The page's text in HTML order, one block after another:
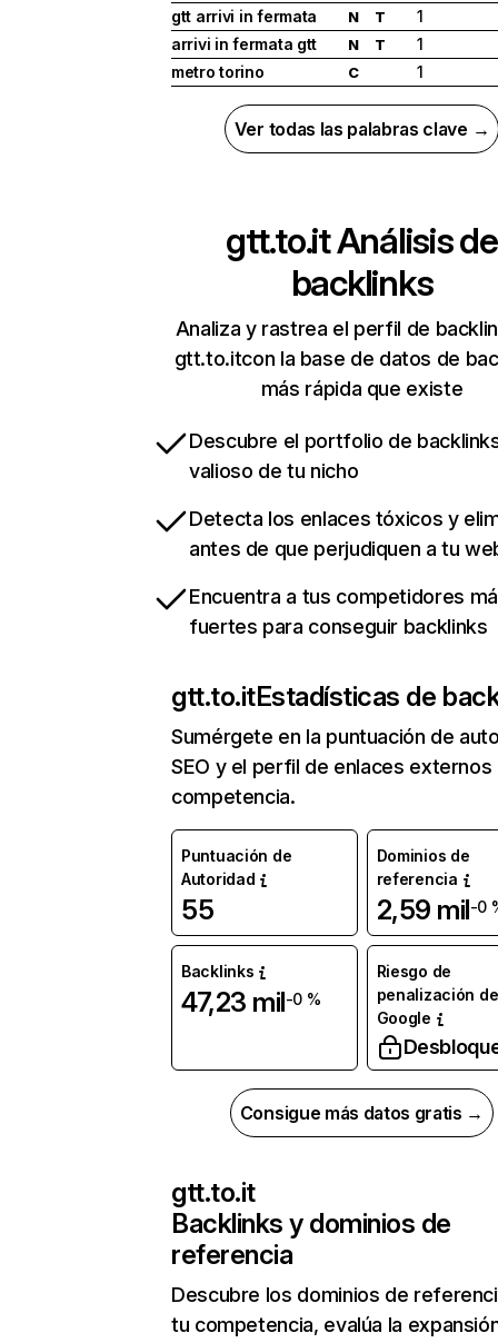
gtt arrivi in fermata
N T
1
arrivi in fermata gtt
N T
1
metro torino
C 1
Ver todas las palabras clave →
gtt.to.itAnálisis de
backlinks
Analiza y rastrea el perfil de
gtt.to.itcon la base de datos de
más rápida que existe
Descubre el portfolio de
valioso de tu nicho
Detecta los enlaces tóxicos y
antes de que perjudiquen a tu
Encuentra a tus competidores
fuertes para conseguir backlinks
gtt.to.itEstadísticas de
Sumérgete en la puntuación de
SEO y el perfil de enlaces externos
competencia.
Puntuación de
Autoridad
55
Dominios de
referencia
2,59 mil-0
Backlinks
47,23 mil-0 %
Riesgo de
penalización de
Google
Consigue más datos gratis →
gtt.to.it
Backlinks y dominios de
referencia
Descubre los dominios de
tu competencia, evalúa la